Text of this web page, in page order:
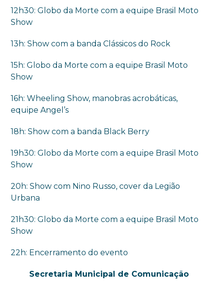
12h30: Globo da Morte com a equipe Brasil Moto
Show
13h: Show com a banda Clássicos do Rock
15h: Globo da Morte com a equipe Brasil Moto
Show
16h: Wheeling Show, manobras acrobáticas,
equipe Angel’s
18h: Show com a banda Black Berry
19h30: Globo da Morte com a equipe Brasil Moto
Show
20h: Show com Nino Russo, cover da Legião
Urbana
21h30: Globo da Morte com a equipe Brasil Moto
Show
22h: Encerramento do evento
Secretaria Municipal de Comunicação